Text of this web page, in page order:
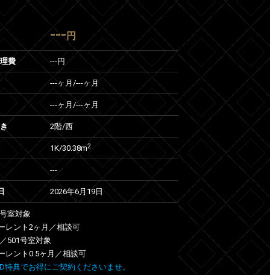
--- 円
費 ---円
---ヶ月 /---ヶ月
---ヶ月 /---ヶ月
2階/西
1K/30.38m2
---
2026年6月19日
室対象
レント2ヶ月／相談可
501号室対象
レント0.5ヶ月／相談可
特典でお得にご契約くださいませ。